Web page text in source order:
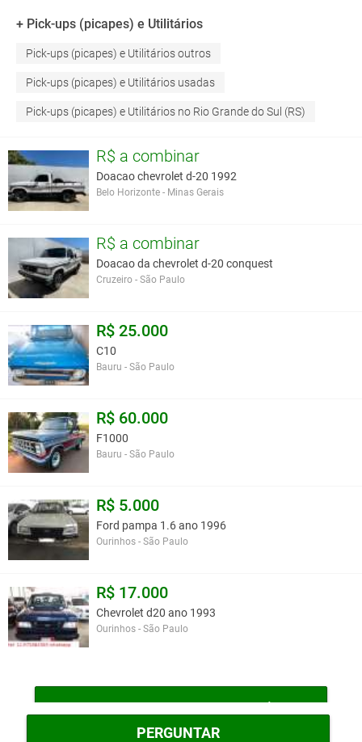
PERGUNTAR
+ Pick-ups (picapes) e Utilitários
Pick-ups (picapes) e Utilitários outros
Pick-ups (picapes) e Utilitários usadas
Pick-ups (picapes) e Utilitários no Rio Grande do Sul (RS)
R$ a combinar
Doacao chevrolet d-20 1992
Belo Horizonte - Minas Gerais
R$ a combinar
Doacao da chevrolet d-20 conquest
Cruzeiro - São Paulo
R$ 25.000
C10
Bauru - São Paulo
R$ 60.000
F1000
Bauru - São Paulo
R$ 5.000
Ford pampa 1.6 ano 1996
Ourinhos - São Paulo
R$ 17.000
Chevrolet d20 ano 1993
Ourinhos - São Paulo